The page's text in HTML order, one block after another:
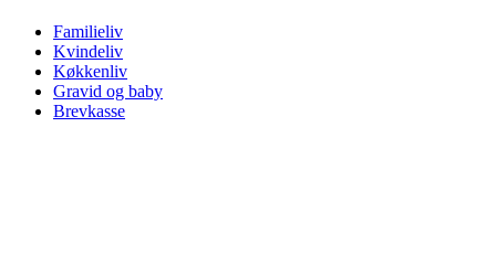
Familieliv
Kvindeliv
Køkkenliv
Gravid og baby
Brevkasse